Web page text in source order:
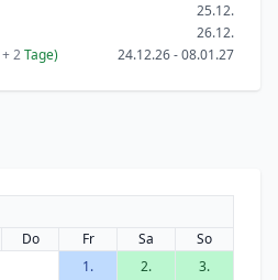
25.12.
26.12.
+ 2Tage) 24.12.26 - 08.01.27
Do Fr Sa
So
1.
2.
3.